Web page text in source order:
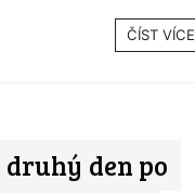
ČÍST VÍCE
den po